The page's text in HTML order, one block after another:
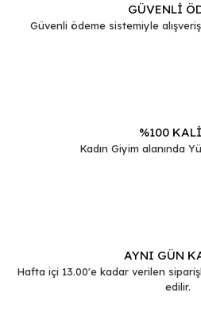
Ürün bilgilerinde hatalar
GÜVENLİ
Güvenli ödeme sistemiyle
%100
Kadın Giyim alanında
AYNI GÜN
Hafta içi 13.00'e kadar verilen
edilir.